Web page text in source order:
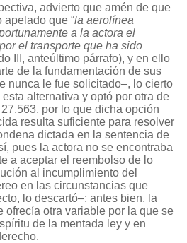
advierto que amén de que
apelado que “la aerolínea
a la actora el
el transporte que ha sido
III, anteúltimo párrafo), y en ello
de la fundamentación de sus
nunca le fue solicitado–, lo cierto
alternativa y optó por otra de
por lo que dicha opción
resulta suficiente para resolver
dictada en la sentencia de
pues la actora no se encontraba
a aceptar el reembolso de lo
al incumplimiento del
en las circunstancias que
lo descartó–; antes bien, la
ofrecía otra variable por la que se
de la mentada ley y en